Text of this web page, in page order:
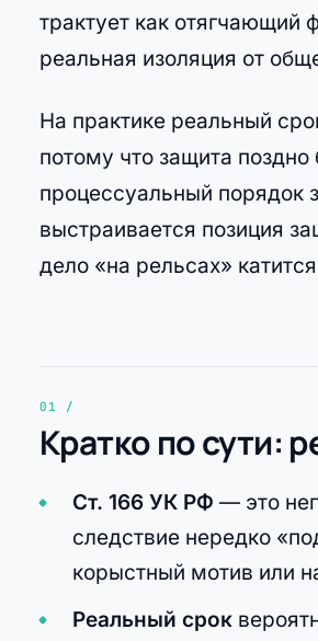
трактует как
реальная изоляция от
На практике реальный
потому что защита
процессуальный порядок
выстраивается позиция
дело «на рельсах»
Кратко по сути:
Ст. 166 УК РФ — это
следствие нередко
корыстный мотив или
Реальный срок